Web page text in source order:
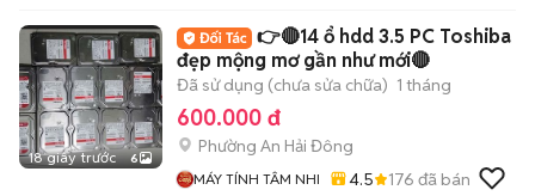
18 giây trước 6
👉🔴14 ổ hdd 3.5 PC Toshiba
đẹp mộng mơ gần như mới🔴
Đã sử dụng (chưa sửa chữa) 1 tháng
600.000 đ
Phường An Hải Đông
MÁY TÍNH TÂM NHI 4.5 176 đã bán